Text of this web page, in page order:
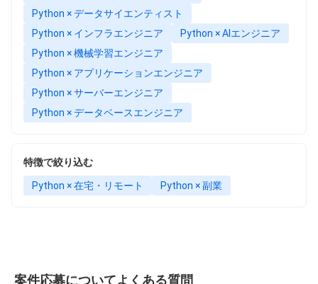
Python × データサイエンティスト
Python × インフラエンジニア
Python × AIエンジニア
Python × 機械学習エンジニア
Python × アプリケーションエンジニア
Python × サーバーエンジニア
Python × データベースエンジニア
特徴で絞り込む
Python × 在宅・リモート Python × 副業
案件応募についてよくある質問